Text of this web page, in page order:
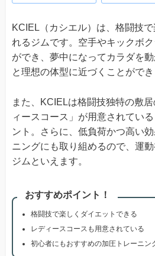
KCIEL（カシエル）は、格闘技
れるジムです。空手やキックボ
ができ、夢中になってカラダを
と理想の体型に近づくことができ
また、KCIELは格闘技独特の敷
ィースコース」が用意されてい
ント。さらに、低負荷かつ高い
ニングにも取り組めるので、運
ジムといえます。
おすすめポイント！
格闘技で楽しくダイエットできる
レディースコースも用意されている
初心者にもおすすめの加圧トレーニン